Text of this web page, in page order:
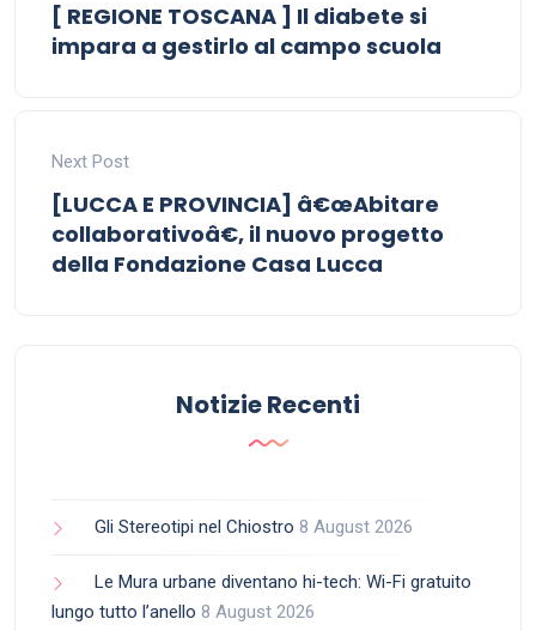
[ REGIONE TOSCANA ] Il diabete si
impara a gestirlo al campo scuola
Next Post
[LUCCA E PROVINCIA] â€œAbitare
collaborativoâ€, il nuovo progetto
della Fondazione Casa Lucca
Notizie Recenti
Gli Stereotipi nel Chiostro 8 August 2026
Le Mura urbane diventano hi-tech: Wi-Fi gratuito
lungo tutto l’anello 8 August 2026